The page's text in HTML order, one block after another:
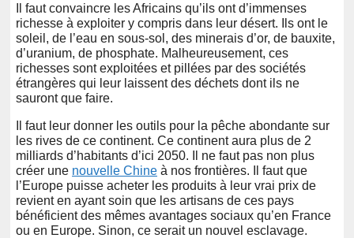
Il faut convaincre les Africains qu’ils ont d’immenses
richesse à exploiter y compris dans leur désert. Ils ont le
soleil, de l’eau en sous-sol, des minerais d’or, de bauxite,
d’uranium, de phosphate. Malheureusement, ces
richesses sont exploitées et pillées par des sociétés
étrangères qui leur laissent des déchets dont ils ne
sauront que faire.
Il faut leur donner les outils pour la pêche abondante sur
les rives de ce continent. Ce continent aura plus de 2
milliards d’habitants d’ici 2050. Il ne faut pas non plus
créer une nouvelle Chine à nos frontières. Il faut que
l’Europe puisse acheter les produits à leur vrai prix de
revient en ayant soin que les artisans de ces pays
bénéficient des mêmes avantages sociaux qu’en France
ou en Europe. Sinon, ce serait un nouvel esclavage.